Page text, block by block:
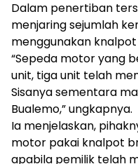
Dalam penertiban
menjaring sejumlah
menggunakan
“Sepeda motor yang
unit, tiga unit telah
Sisanya sementara
Bualemo,” ungkapnya.
Ia menjelaskan,
motor pakai knalpot
apabila pemilik telah